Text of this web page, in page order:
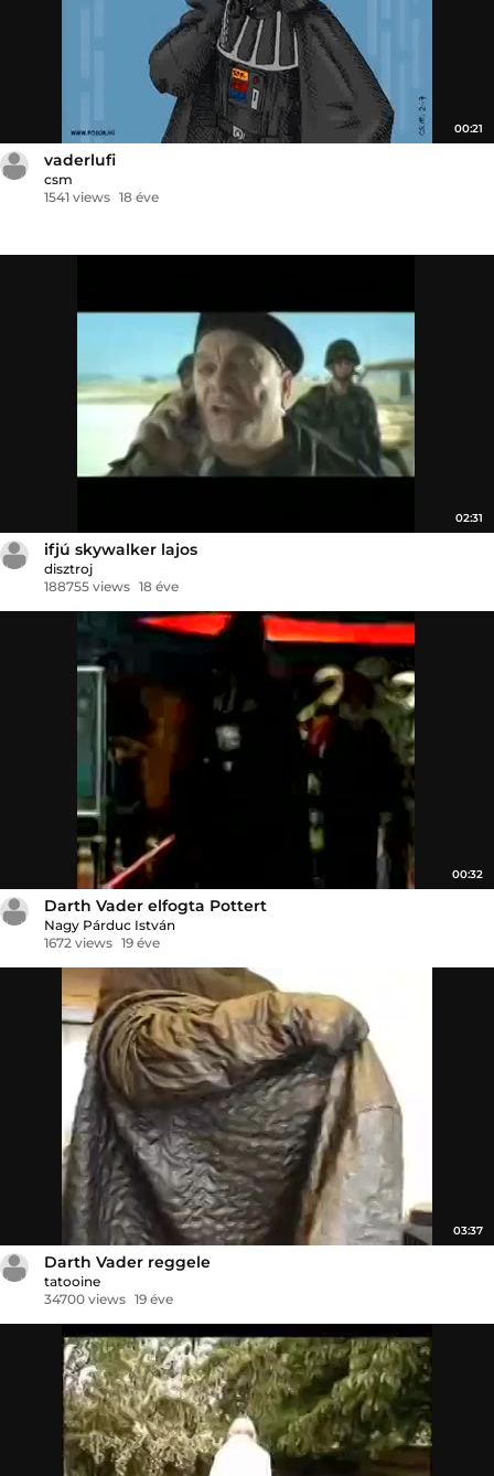
00:21
vaderlufi
csm
1541 views 18 éve
02:31
ifjú skywalker lajos
disztroj
188755 views 18 éve
00:32
Darth Vader elfogta Pottert
Nagy Párduc István
1672 views 19 éve
03:37
Darth Vader reggele
tatooine
34700 views 19 éve